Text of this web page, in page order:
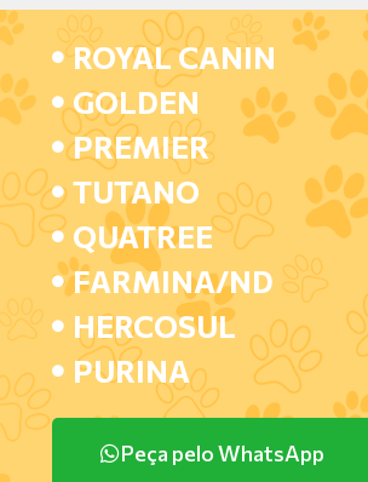
ROYAL CANIN
GOLDEN
PREMIER
TUTANO
QUATREE
FARMINA/ND
HERCOSUL
PURINA
Peça pelo WhatsApp